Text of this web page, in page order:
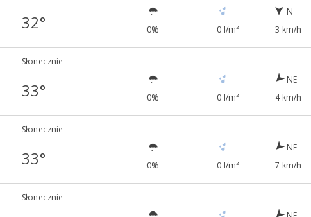
32° 0% 0 l/m²
N
3 km/h
Słonecznie
33° 0% 0 l/m²
NE
4 km/h
Słonecznie
33° 0% 0 l/m²
NE
7 km/h
Słonecznie